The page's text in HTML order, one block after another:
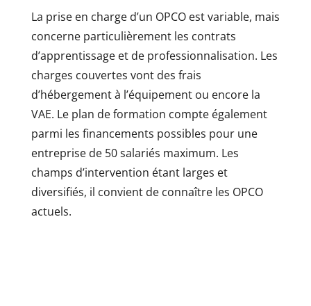
La prise en charge d’un OPCO est variable, mais
concerne particulièrement les contrats
d’apprentissage et de professionnalisation. Les
charges couvertes vont des frais
d’hébergement à l’équipement ou encore la
VAE. Le plan de formation compte également
parmi les financements possibles pour une
entreprise de 50 salariés maximum. Les
champs d’intervention étant larges et
diversifiés, il convient de connaître les OPCO
actuels.